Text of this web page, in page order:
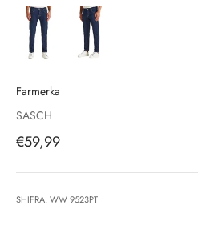
Farmerka
SASCH
Çmimi i shitjes, çmimi i shitjeve
€59,99
SHIFRA: WW 9523PT